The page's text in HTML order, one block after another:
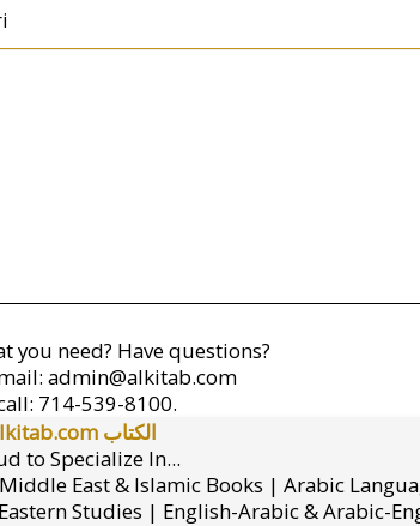
you need? Have questions?
admin@alkitab.com
714-539-8100.
alkitab.com الكتاب
to Specialize In...
East & Islamic Books | Arabic
Studies | English-Arabic & Arabic-